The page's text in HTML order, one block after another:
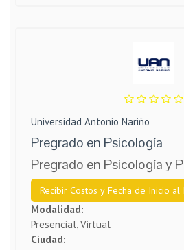
Universidad Antonio Nariño
Pregrado en Psicología
Pregrado en Psicología y
Recibir Costos y Fecha de Inicio al
Modalidad:
Presencial, Virtual
Ciudad: